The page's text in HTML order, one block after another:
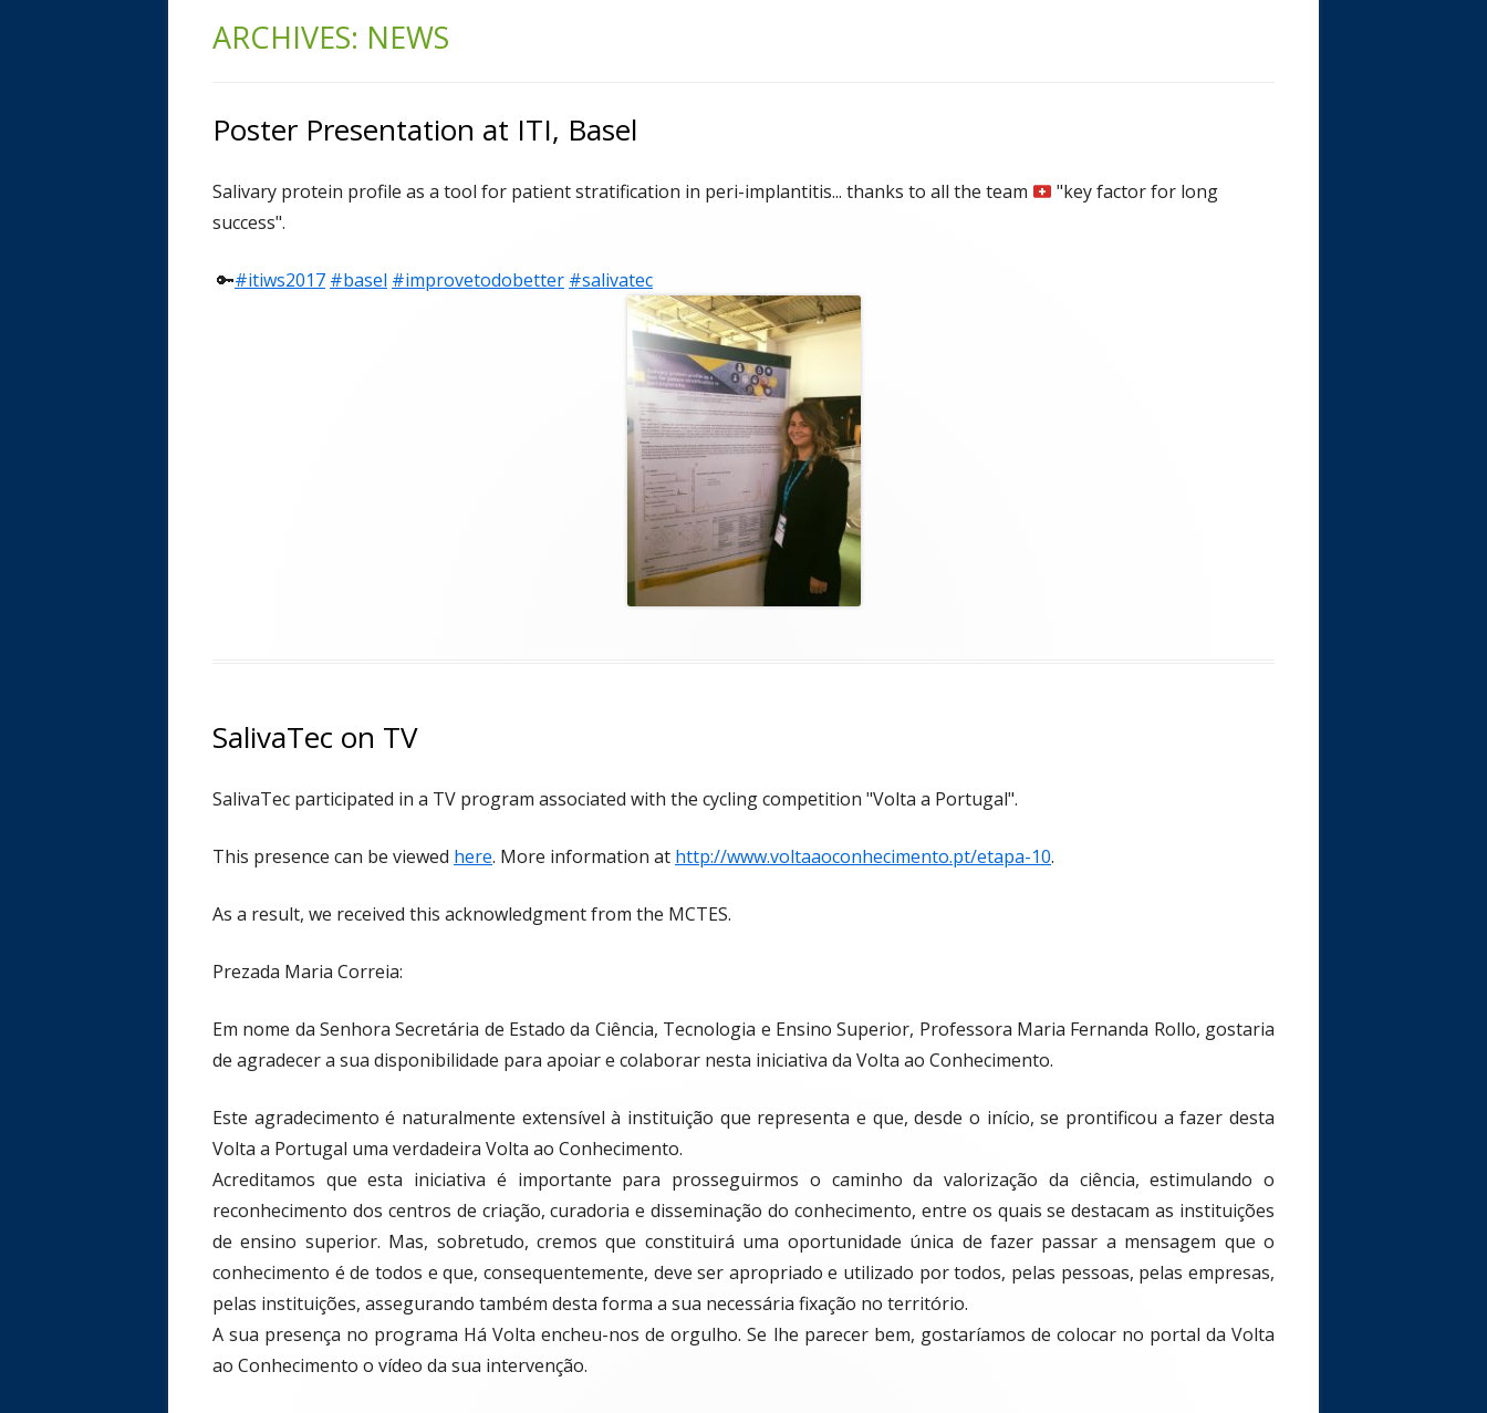
ARCHIVES: NEWS
Poster Presentation at ITI, Basel
Salivary protein profile as a tool for patient stratification in peri-implantitis... thanks to all the team
"key factor for long
success".
🔑#itiws2017 Opens
#basel Opens
#improvetodobetter Opens
#salivatec
in
a
new
window
SalivaTec on TV
SalivaTec participated in a TV program associated with the cycling competition "Volta a Portugal".
This presence can be viewed here. More information at http://www.voltaaoconhecimento.pt/etapa-10.
As a result, we received this acknowledgment from the MCTES.
Prezada Maria Correia:
Em nome da Senhora Secretária de Estado da Ciência, Tecnologia e Ensino Superior, Professora Maria Fernanda Rollo, gostaria
de agradecer a sua disponibilidade para apoiar e colaborar nesta iniciativa da Volta ao Conhecimento.
Este agradecimento é naturalmente extensível à instituição que representa e que, desde o início, se prontificou a fazer desta
Volta a Portugal uma verdadeira Volta ao Conhecimento.
Acreditamos que esta iniciativa é importante para prosseguirmos o caminho da valorização da ciência, estimulando o
reconhecimento dos centros de criação, curadoria e disseminação do conhecimento, entre os quais se destacam as instituições
de ensino superior. Mas, sobretudo, cremos que constituirá uma oportunidade única de fazer passar a mensagem que o
conhecimento é de todos e que, consequentemente, deve ser apropriado e utilizado por todos, pelas pessoas, pelas empresas,
pelas instituições, assegurando também desta forma a sua necessária fixação no território.
A sua presença no programa Há Volta encheu-nos de orgulho. Se lhe parecer bem, gostaríamos de colocar no portal da Volta
ao Conhecimento o vídeo da sua intervenção.